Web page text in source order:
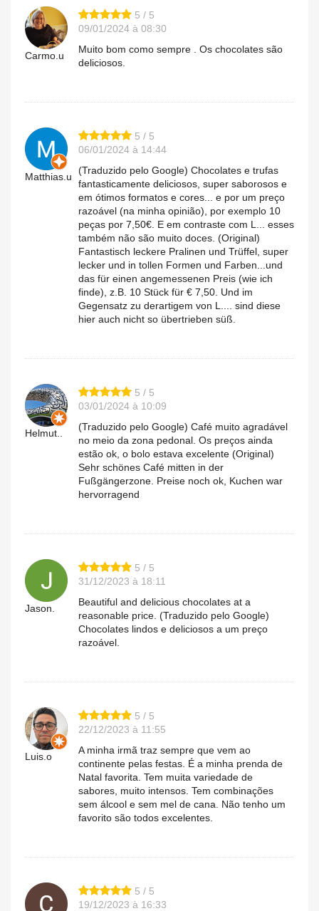
Carmo.u
5 / 5
09/01/2024 à 08:30
Muito bom como sempre . Os chocolates são
deliciosos.
Matthias.u
5 / 5
06/01/2024 à 14:44
(Traduzido pelo Google) Chocolates e trufas
fantasticamente deliciosos, super saborosos e
em ótimos formatos e cores... e por um preço
razoável (na minha opinião), por exemplo 10
peças por 7,50€. E em contraste com L... esses
também não são muito doces. (Original)
Fantastisch leckere Pralinen und Trüffel, super
lecker und in tollen Formen und Farben...und
das für einen angemessenen Preis (wie ich
finde), z.B. 10 Stück für € 7,50. Und im
Gegensatz zu derartigem von L.... sind diese
hier auch nicht so übertrieben süß.
Helmut..
5 / 5
03/01/2024 à 10:09
(Traduzido pelo Google) Café muito agradável
no meio da zona pedonal. Os preços ainda
estão ok, o bolo estava excelente (Original)
Sehr schönes Café mitten in der
Fußgängerzone. Preise noch ok, Kuchen war
hervorragend
Jason.
5 / 5
31/12/2023 à 18:11
Beautiful and delicious chocolates at a
reasonable price. (Traduzido pelo Google)
Chocolates lindos e deliciosos a um preço
razoável.
Luis.o
5 / 5
22/12/2023 à 11:55
A minha irmã traz sempre que vem ao
continente pelas festas. É a minha prenda de
Natal favorita. Tem muita variedade de
sabores, muito intensos. Tem combinações
sem álcool e sem mel de cana. Não tenho um
favorito são todos excelentes.
5 / 5
19/12/2023 à 16:33